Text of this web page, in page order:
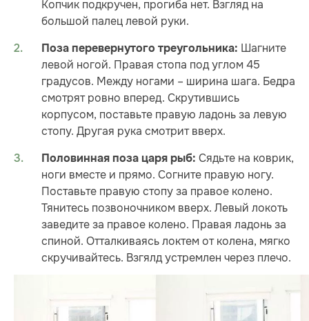
Копчик подкручен, прогиба нет. Взгляд на
большой палец левой руки.
Поза перевернутого треугольника: Шагните
левой ногой. Правая стопа под углом 45
градусов. Между ногами – ширина шага. Бедра
смотрят ровно вперед. Скрутившись
корпусом, поставьте правую ладонь за левую
стопу. Другая рука смотрит вверх.
Половинная поза царя рыб: Сядьте на коврик,
ноги вместе и прямо. Согните правую ногу.
Поставьте правую стопу за правое колено.
Тянитесь позвоночником вверх. Левый локоть
заведите за правое колено. Правая ладонь за
спиной. Отталкиваясь локтем от колена, мягко
скручивайтесь. Взгялд устремлен через плечо.